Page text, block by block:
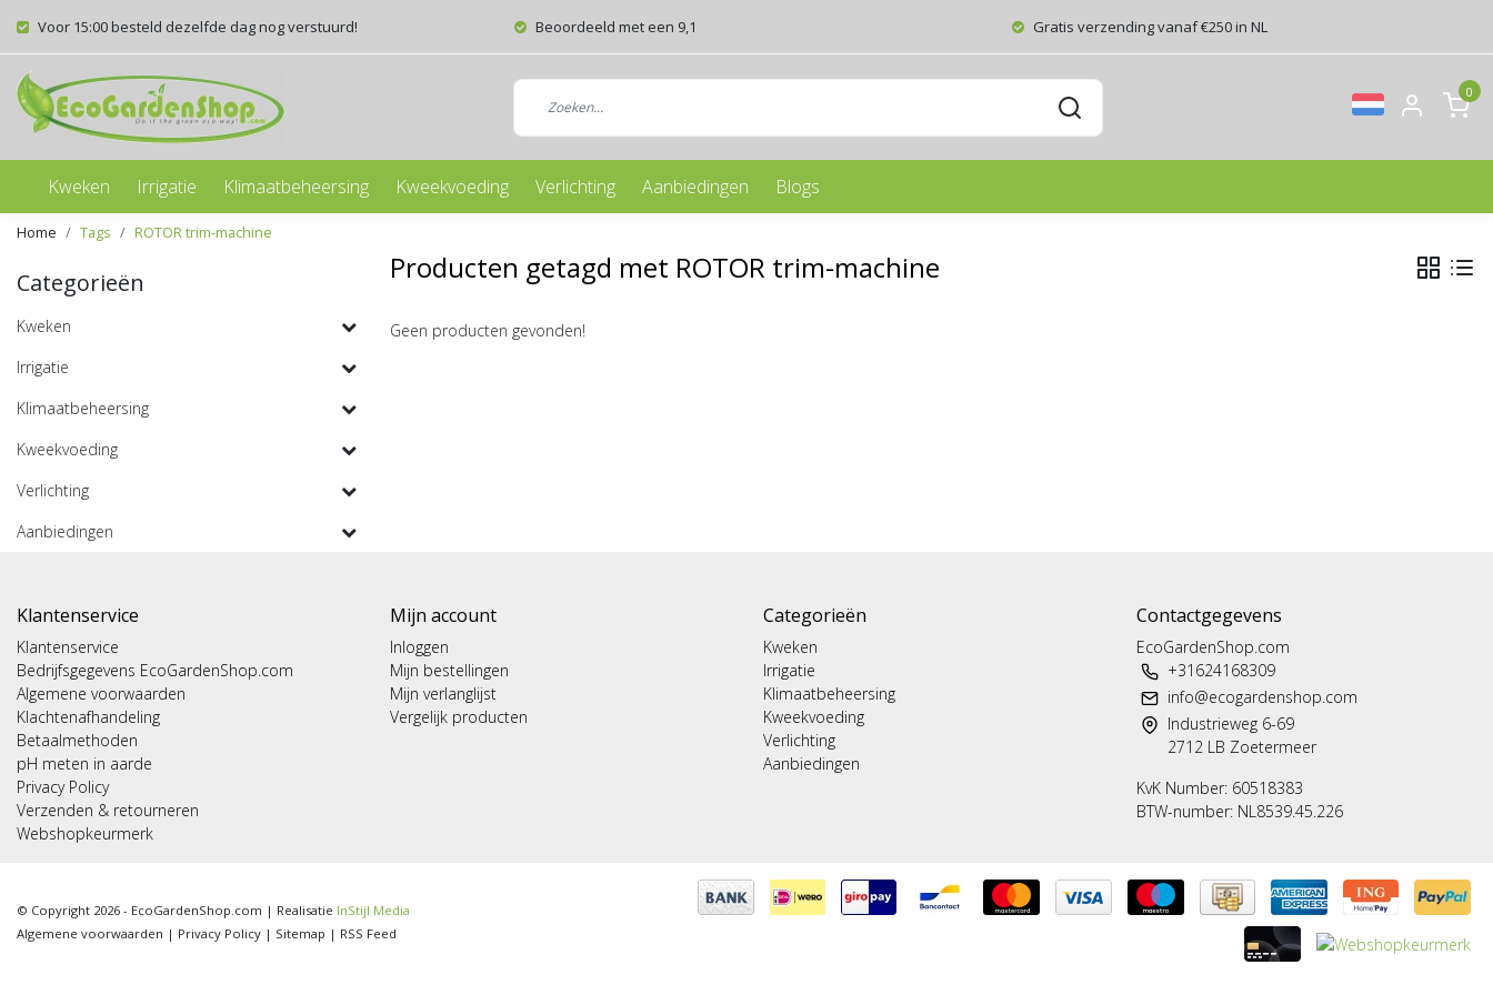
Voor 15:00 besteld dezelfde dag nog verstuurd! Beoordeeld met een 9,1 Gratis verzending vanaf €250 in NL
0
Kweken Irrigatie Klimaatbeheersing Kweekvoeding Verlichting Aanbiedingen Blogs
Home Tags ROTOR trim-machine
Categorieën
Kweken
Irrigatie
Klimaatbeheersing
Kweekvoeding
Verlichting
Aanbiedingen
Producten getagd met ROTOR trim-machine
Geen producten gevonden!
Klantenservice
Klantenservice
Bedrijfsgegevens EcoGardenShop.com
Algemene voorwaarden
Klachtenafhandeling
Betaalmethoden
pH meten in aarde
Privacy Policy
Verzenden & retourneren
Webshopkeurmerk
Mijn account
Inloggen
Mijn bestellingen
Mijn verlanglijst
Vergelijk producten
Categorieën
Kweken
Irrigatie
Klimaatbeheersing
Kweekvoeding
Verlichting
Aanbiedingen
Contactgegevens
EcoGardenShop.com
+31624168309
info@ecogardenshop.com
Industrieweg 6-69
2712 LB Zoetermeer
KvK Number: 60518383
BTW-number: NL8539.45.226
© Copyright 2026 - EcoGardenShop.com | Realisatie InStijl Media
Algemene voorwaarden | Privacy Policy | Sitemap | RSS Feed